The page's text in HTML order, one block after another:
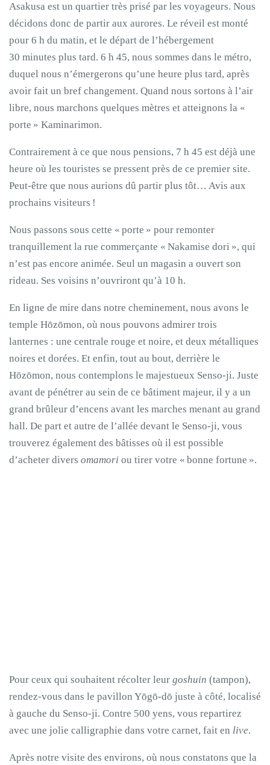
Asakusa est un quartier très prisé par les voyageurs. Nous
décidons donc de partir aux aurores. Le réveil est monté
pour 6 h du matin, et le départ de l’hébergement
30 minutes plus tard. 6 h 45, nous sommes dans le métro,
duquel nous n’émergerons qu’une heure plus tard, après
avoir fait un bref changement. Quand nous sortons à l’air
libre, nous marchons quelques mètres et atteignons la «
porte » Kaminarimon.
Contrairement à ce que nous pensions, 7 h 45 est déjà une
heure où les touristes se pressent près de ce premier site.
Peut-être que nous aurions dû partir plus tôt… Avis aux
prochains visiteurs !
Nous passons sous cette « porte » pour remonter
tranquillement la rue commerçante « Nakamise dori », qui
n’est pas encore animée. Seul un magasin a ouvert son
rideau. Ses voisins n’ouvriront qu’à 10 h.
En ligne de mire dans notre cheminement, nous avons le
temple Hōzōmon, où nous pouvons admirer trois
lanternes : une centrale rouge et noire, et deux métalliques
noires et dorées. Et enfin, tout au bout, derrière le
Hōzōmon, nous contemplons le majestueux Senso-ji. Juste
avant de pénétrer au sein de ce bâtiment majeur, il y a un
grand brûleur d’encens avant les marches menant au grand
hall. De part et autre de l’allée devant le Senso-ji, vous
trouverez également des bâtisses où il est possible
d’acheter divers omamori ou tirer votre « bonne fortune ».
Pour ceux qui souhaitent récolter leur goshuin (tampon),
rendez-vous dans le pavillon Yōgō-dō juste à côté, localisé
à gauche du Senso-ji. Contre 500 yens, vous repartirez
avec une jolie calligraphie dans votre carnet, fait en live.
Après notre visite des environs, où nous constatons que la